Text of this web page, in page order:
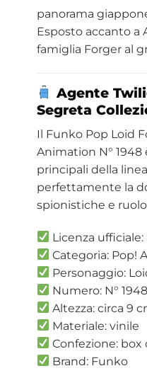
panorama
Esposto accanto a
famiglia Forger al
Agente
Segreta
Il Funko Pop Loid
Animation N°
principali della linea
perfettamente la
spionistiche e
Licenza
Categoria: Pop!
Personaggio:
Numero: N° 1948
Altezza: circa 9
Materiale: vinile
Confezione:
Brand: Funko